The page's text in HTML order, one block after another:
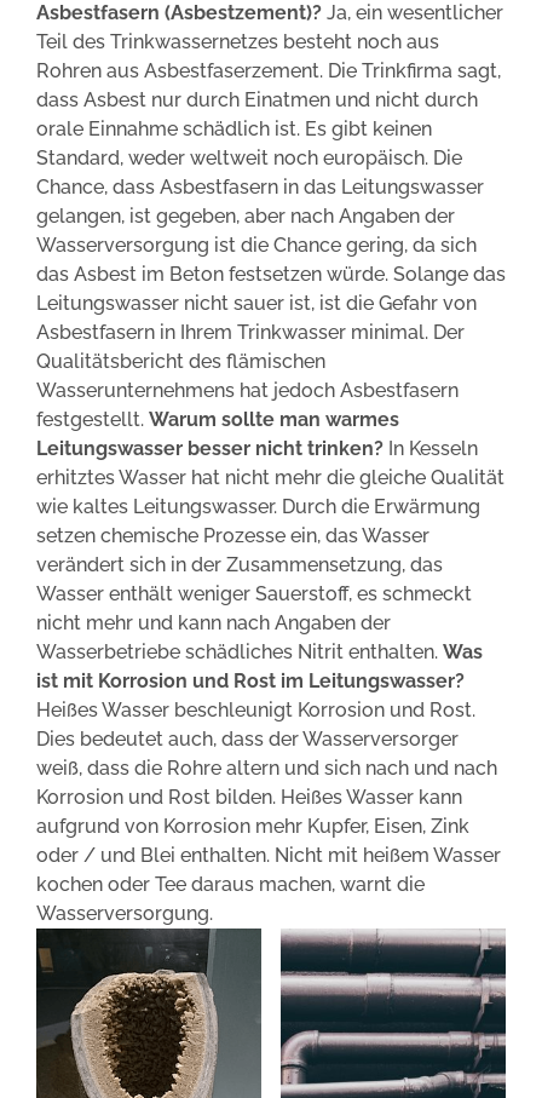
Asbestfasern (Asbestzement)? Ja, ein wesentlicher
Teil des Trinkwassernetzes besteht noch aus
Rohren aus Asbestfaserzement. Die Trinkfirma sagt,
dass Asbest nur durch Einatmen und nicht durch
orale Einnahme schädlich ist. Es gibt keinen
Standard, weder weltweit noch europäisch. Die
Chance, dass Asbestfasern in das Leitungswasser
gelangen, ist gegeben, aber nach Angaben der
Wasserversorgung ist die Chance gering, da sich
das Asbest im Beton festsetzen würde. Solange das
Leitungswasser nicht sauer ist, ist die Gefahr von
Asbestfasern in Ihrem Trinkwasser minimal. Der
Qualitätsbericht des flämischen
Wasserunternehmens hat jedoch Asbestfasern
festgestellt. Warum sollte man warmes
Leitungswasser besser nicht trinken? In Kesseln
erhitztes Wasser hat nicht mehr die gleiche Qualität
wie kaltes Leitungswasser. Durch die Erwärmung
setzen chemische Prozesse ein, das Wasser
verändert sich in der Zusammensetzung, das
Wasser enthält weniger Sauerstoff, es schmeckt
nicht mehr und kann nach Angaben der
Wasserbetriebe schädliches Nitrit enthalten. Was
ist mit Korrosion und Rost im Leitungswasser?
Heißes Wasser beschleunigt Korrosion und Rost.
Dies bedeutet auch, dass der Wasserversorger
weiß, dass die Rohre altern und sich nach und nach
Korrosion und Rost bilden. Heißes Wasser kann
aufgrund von Korrosion mehr Kupfer, Eisen, Zink
oder / und Blei enthalten. Nicht mit heißem Wasser
kochen oder Tee daraus machen, warnt die
Wasserversorgung.